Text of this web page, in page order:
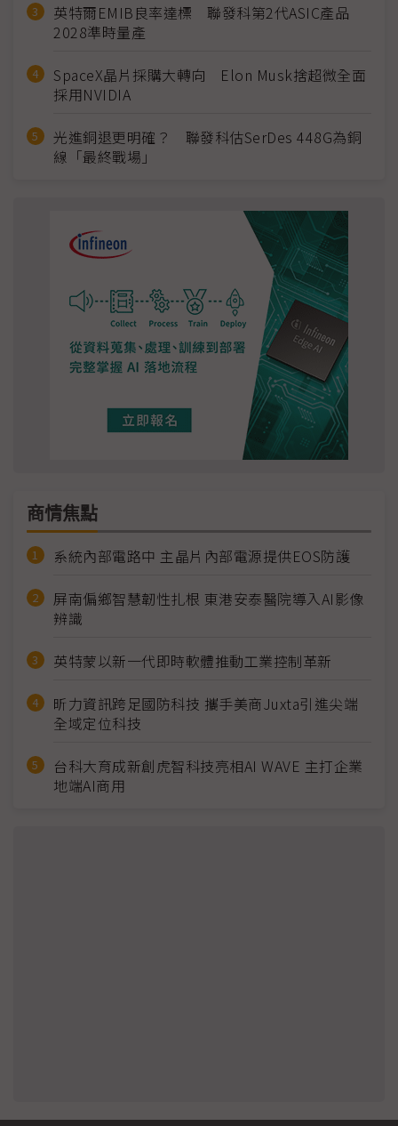
英特爾EMIB良率達標 聯發科第2代ASIC產品
2028準時量產
SpaceX晶片採購大轉向 Elon Musk捨超微全面
採用NVIDIA
光進銅退更明確？ 聯發科估SerDes 448G為銅
線「最終戰場」
商情焦點
系統內部電路中 主晶片內部電源提供EOS防護
屏南偏鄉智慧韌性扎根 東港安泰醫院導入AI影像
辨識
英特蒙以新一代即時軟體推動工業控制革新
昕力資訊跨足國防科技 攜手美商Juxta引進尖端
全域定位科技
台科大育成新創虎智科技亮相AI WAVE 主打企業
地端AI商用